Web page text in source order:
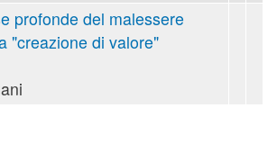
profonde del malessere
"creazione di valore"